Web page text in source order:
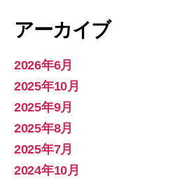
アーカイブ
2026年6月
2025年10月
2025年9月
2025年8月
2025年7月
2024年10月